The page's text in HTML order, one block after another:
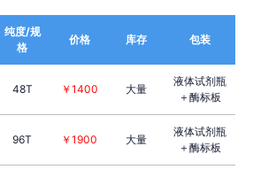
纯度/规
格
价格 库存 包装
48T ￥1400 大量
液体试剂瓶
＋酶标板
96T ￥1900 大量
液体试剂瓶
＋酶标板